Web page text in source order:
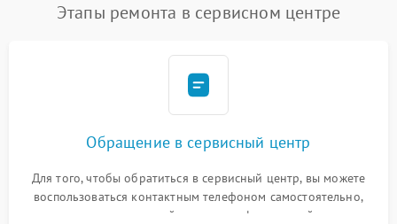
Этапы ремонта в сервисном центре
Обращение в сервисный центр
Для того, чтобы обратиться в сервисный центр, вы можете
воспользоваться контактным телефоном самостоятельно,
или оставить свой номер телефона на сайте